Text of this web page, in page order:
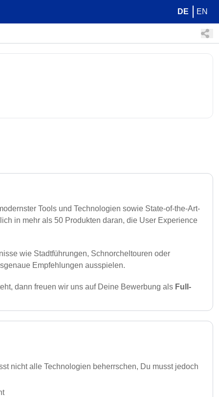
DE EN
Tools und Technologien sowie State-of-the-Art-
in mehr als 50 Produkten daran, die User Experience
wie Stadtführungen, Schnorchel­touren oder
Empfehlungen ausspielen.
dann freuen wir uns auf Deine Bewerbung als Full-
nicht alle Technologien beherrschen, Du musst jedoch